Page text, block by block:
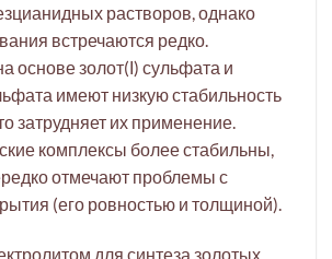
растворов, однако
встречаются редко.
основе золот(І) сульфата и
имеют низкую стабильность
затрудняет их применение.
комплексы более стабильны,
отмечают проблемы с
(его ровностью и толщиной).
для синтеза золотых